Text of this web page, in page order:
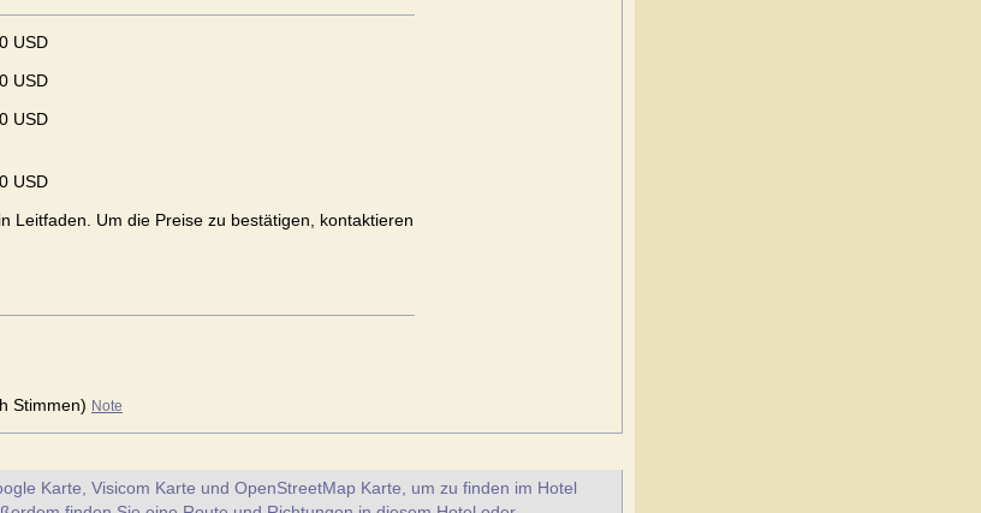
USD
USD
USD
USD
Leitfaden. Um die Preise zu bestätigen, kontaktieren
Stimmen) Note
Karte, Visicom Karte und OpenStreetMap Karte, um zu finden im Hotel